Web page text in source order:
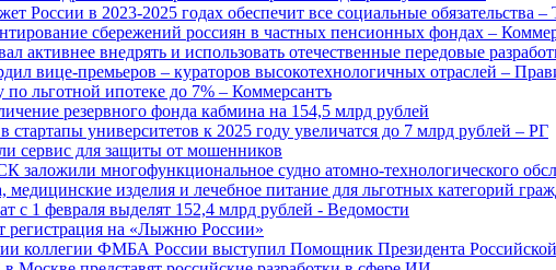
России в 2023-2025 годах обеспечит все социальные обязательства
сбережений россиян в частных пенсионных фондах –
активнее внедрять и использовать отечественные передовые
вице-премьеров – кураторов высокотехнологичных отраслей –
льготной ипотеке до 7% – Коммерсантъ
резервного фонда кабмина на 154,5 млрд рублей
университетов к 2025 году увеличатся до 7 млрд рублей – РГ
сервис для защиты от мошенников
заложили многофункциональное судно атомно-технологического
медицинские изделия и лечебное питание для льготных категорий
с 1 февраля выделят 152,4 млрд рублей - Ведомости
регистрация на «Лыжню России»
коллегии ФМБА России выступил Помощник Президента Российской